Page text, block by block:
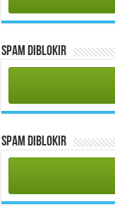
Spam Diblokir
Spam Diblokir